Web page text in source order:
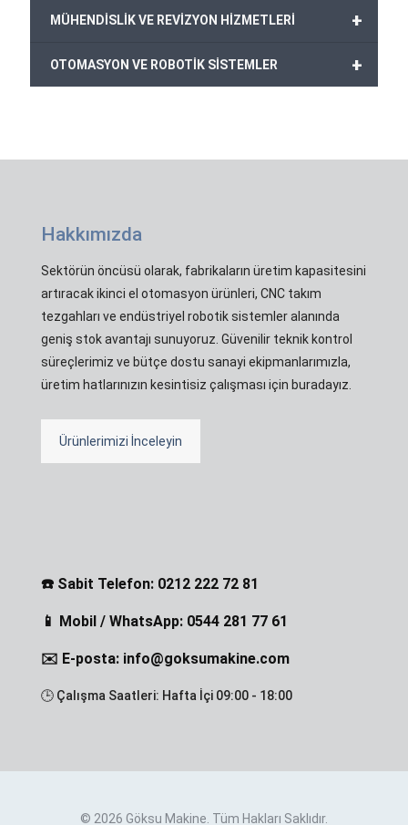
+
MÜHENDİSLİK VE REVİZYON HİZMETLERİ
+
OTOMASYON VE ROBOTİK SİSTEMLER
Hakkımızda
Sektörün öncüsü olarak, fabrikaların üretim kapasitesini
artıracak ikinci el otomasyon ürünleri, CNC takım
tezgahları ve endüstriyel robotik sistemler alanında
geniş stok avantajı sunuyoruz. Güvenilir teknik kontrol
süreçlerimiz ve bütçe dostu sanayi ekipmanlarımızla,
üretim hatlarınızın kesintisiz çalışması için buradayız.
Ürünlerimizi İnceleyin
☎️ Sabit Telefon: 0212 222 72 81
📱 Mobil / WhatsApp: 0544 281 77 61
✉️ E-posta: info@goksumakine.com
🕒 Çalışma Saatleri: Hafta İçi 09:00 - 18:00